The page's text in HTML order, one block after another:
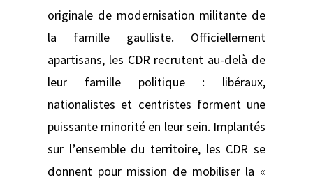
originale de modernisation militante de
la famille gaulliste. Officiellement
apartisans, les CDR recrutent au-delà de
leur famille politique : libéraux,
nationalistes et centristes forment une
puissante minorité en leur sein. Implantés
sur l’ensemble du territoire, les CDR se
donnent pour mission de mobiliser la «